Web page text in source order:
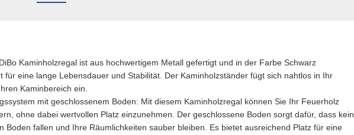
Kaminholzregal ist aus hochwertigem Metall gefertigt und in der Farbe Schwarz
für eine lange Lebensdauer und Stabilität. Der Kaminholzständer fügt sich nahtlos in Ihr
Kaminbereich ein.
mit geschlossenem Boden: Mit diesem Kaminholzregal können Sie Ihr Feuerholz
ohne dabei wertvollen Platz einzunehmen. Der geschlossene Boden sorgt dafür, dass kein
Boden fallen und Ihre Räumlichkeiten sauber bleiben. Es bietet ausreichend Platz für eine